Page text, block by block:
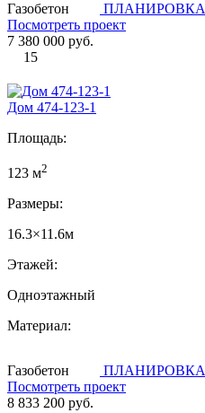
Газобетон
ПЛАНИРОВКА
Посмотреть проект
7 380 000 руб.
15
Дом 474-123-1
Площадь:
123 м2
Размеры:
16.3×11.6м
Этажей:
Одноэтажный
Материал:
Газобетон
ПЛАНИРОВКА
Посмотреть проект
8 833 200 руб.